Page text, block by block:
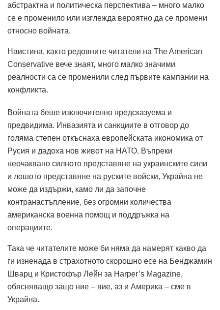
абстрактна и политическа перспектива – много малко
се е променило или изглежда вероятно да се промени
относно войната.
Наистина, както редовните читатели на The American
Conservative вече знаят, много малко значими
реалности са се променили след първите кампании на
конфликта.
Войната беше изключително предсказуема и
предвидима. Инвазията и санкциите в отговор до
голяма степен откъснаха европейската икономика от
Русия и дадоха нов живот на НАТО. Въпреки
неочаквано силното представяне на украинските сили
и лошото представяне на руските войски, Украйна не
може да издържи, камо ли да започне
контранастъпление, без огромни количества
американска военна помощ и поддръжка на
операциите.
Така че читателите може би няма да намерят какво да
ги изненада в страхотното скорошно есе на Бенджамин
Шварц и Кристофър Лейн за Harper’s Magazine,
обясняващо защо ние – вие, аз и Америка – сме в
Украйна.